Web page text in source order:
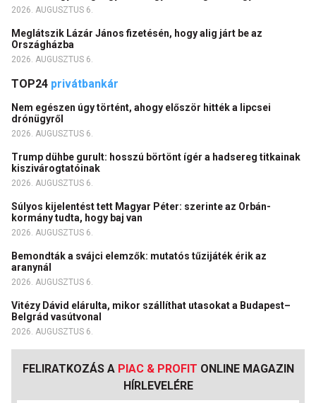
2026. AUGUSZTUS 6.
Meglátszik Lázár János fizetésén, hogy alig járt be az
Országházba
2026. AUGUSZTUS 6.
TOP24 privátbankár
Nem egészen úgy történt, ahogy először hitték a lipcsei
drónügyről
2026. AUGUSZTUS 6.
Trump dühbe gurult: hosszú börtönt ígér a hadsereg titkainak
kiszivárogtatóinak
2026. AUGUSZTUS 6.
Súlyos kijelentést tett Magyar Péter: szerinte az Orbán-
kormány tudta, hogy baj van
2026. AUGUSZTUS 6.
Bemondták a svájci elemzők: mutatós tűzijáték érik az
aranynál
2026. AUGUSZTUS 6.
Vitézy Dávid elárulta, mikor szállíthat utasokat a Budapest–
Belgrád vasútvonal
2026. AUGUSZTUS 6.
FELIRATKOZÁS A PIAC & PROFIT ONLINE MAGAZIN
HÍRLEVELÉRE